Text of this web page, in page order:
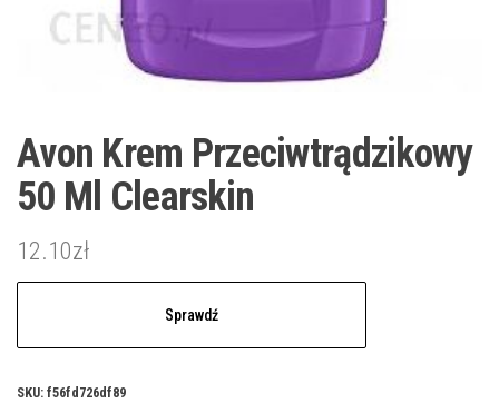
Avon Krem Przeciwtrądzikowy
50 Ml Clearskin
12.10zł
Sprawdź
SKU: f56fd726df89